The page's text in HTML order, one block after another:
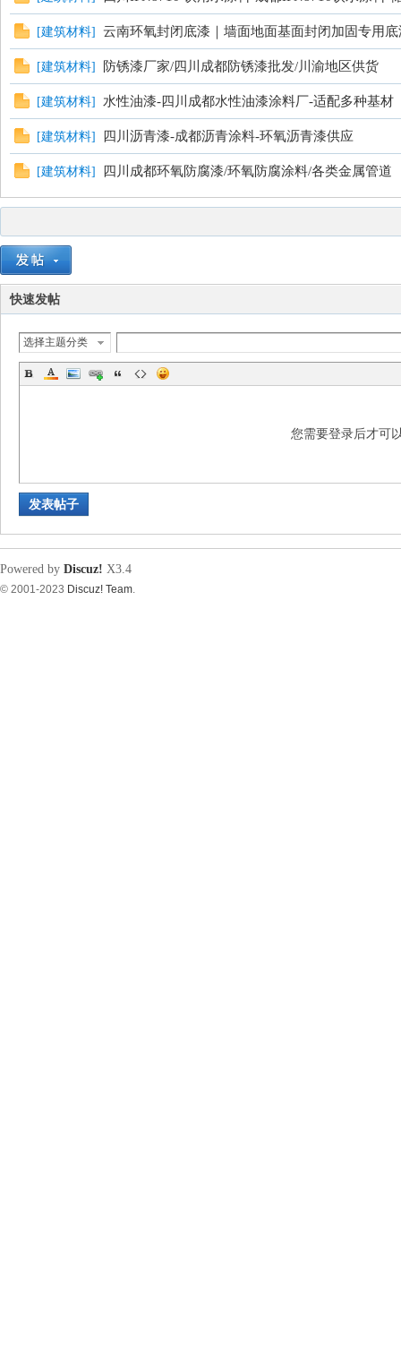
[建筑材料] 云南环氧封闭底漆｜墙面地面基面封闭加固专用底
[建筑材料] 防锈漆厂家/四川成都防锈漆批发/川渝地区供货
[建筑材料] 水性油漆-四川成都水性油漆涂料厂-适配多种基材
[建筑材料] 四川沥青漆-成都沥青涂料-环氧沥青漆供应
[建筑材料] 四川成都环氧防腐漆/环氧防腐涂料/各类金属管道
快速发帖
选择主题分类
您需要登录后才可
发表帖子
Powered by Discuz! X3.4
© 2001-2023 Discuz! Team